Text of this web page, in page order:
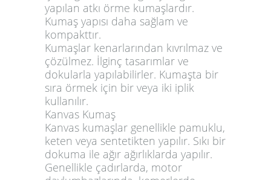
yapılan atkı örme kumaşlardır.
Kumaş yapısı daha sağlam ve
kompakttır.
Kumaşlar kenarlarından kıvrılmaz ve
çözülmez. İlginç tasarımlar ve
dokularla yapılabilirler. Kumaşta bir
sıra örmek için bir veya iki iplik
kullanılır.
Kanvas Kumaş
Kanvas kumaşlar genellikle pamuklu,
keten veya sentetikten yapılır. Sıkı bir
dokuma ile ağır ağırlıklarda yapılır.
Genellikle çadırlarda, motor